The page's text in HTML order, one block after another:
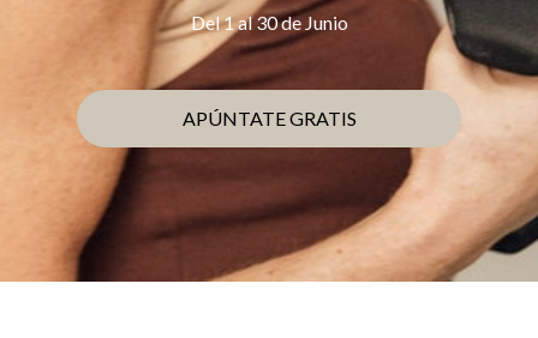
Del 1 al 30 de Junio
APÚNTATE GRATIS